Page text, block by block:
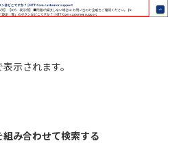
示されます。
み合わせて検索する